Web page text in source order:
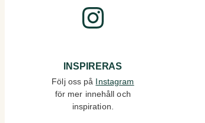
Instagram
INSPIRERAS
Följ oss på Instagram
för mer innehåll och
inspiration.